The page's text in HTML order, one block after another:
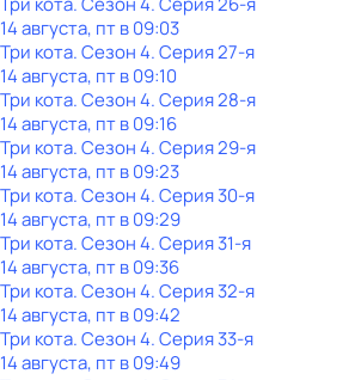
14 августа, пт в 09:03
Три кота. Сезон 4. Серия 27-я
14 августа, пт в 09:10
Три кота. Сезон 4. Серия 28-я
14 августа, пт в 09:16
Три кота. Сезон 4. Серия 29-я
14 августа, пт в 09:23
Три кота. Сезон 4. Серия 30-я
14 августа, пт в 09:29
Три кота. Сезон 4. Серия 31-я
14 августа, пт в 09:36
Три кота. Сезон 4. Серия 32-я
14 августа, пт в 09:42
Три кота. Сезон 4. Серия 33-я
14 августа, пт в 09:49